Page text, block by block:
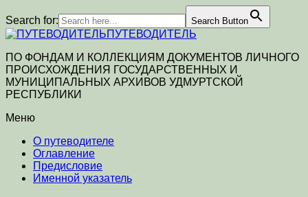
Search for: Search Button
ПУТЕВОДИТЕЛЬ
ПО ФОНДАМ И КОЛЛЕКЦИЯМ ДОКУМЕНТОВ ЛИЧНОГО
ПРОИСХОЖДЕНИЯ ГОСУДАРСТВЕННЫХ И
МУНИЦИПАЛЬНЫХ АРХИВОВ УДМУРТСКОЙ
РЕСПУБЛИКИ
Меню
О путеводителе
Оглавление
Предисловие
Именной указатель